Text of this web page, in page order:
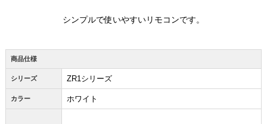
シンプルで使いやすいリモコンです。
商品仕様
シリーズ ZR1シリーズ
カラー ホワイト